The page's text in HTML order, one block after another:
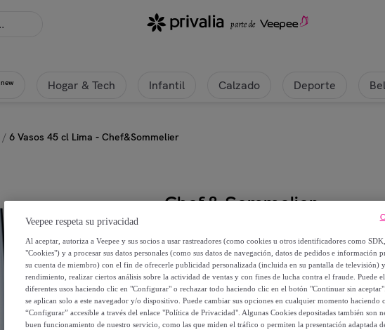
new Hogar & Tech Infantil Calzado Deporte
/ 6 Vasos 45 cl Lima - Chef&Sommelier
Chef & Sommelier
6 Vasos 45 cl Lima -
20,16 €
25,20 €
%
Veepee respeta su privacidad
Al aceptar, autoriza a Veepee y sus socios a usar rastreadores (como cookies u otros identificadores como
"Cookies") y a procesar sus datos personales (como sus datos de navegación, datos de pedidos e información
su cuenta de miembro) con el fin de ofrecerle publicidad personalizada (incluida en su pantalla de televisión)
rendimiento, realizar ciertos análisis sobre la actividad de ventas y con fines de lucha contra el fraude. Puede
diferentes usos haciendo clic en "Configurar" o rechazar todo haciendo clic en el botón "Continuar sin
se aplican solo a este navegador y/o dispositivo. Puede cambiar sus opciones en cualquier momento haciendo
“Configurar” accesible a través del enlace "Política de Privacidad". Algunas Cookies depositadas también son
buen funcionamiento de nuestro servicio, como las que miden el tráfico o permiten la presentación adaptada